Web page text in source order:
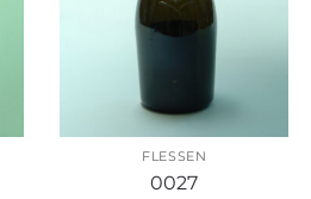
FLESSEN
0027